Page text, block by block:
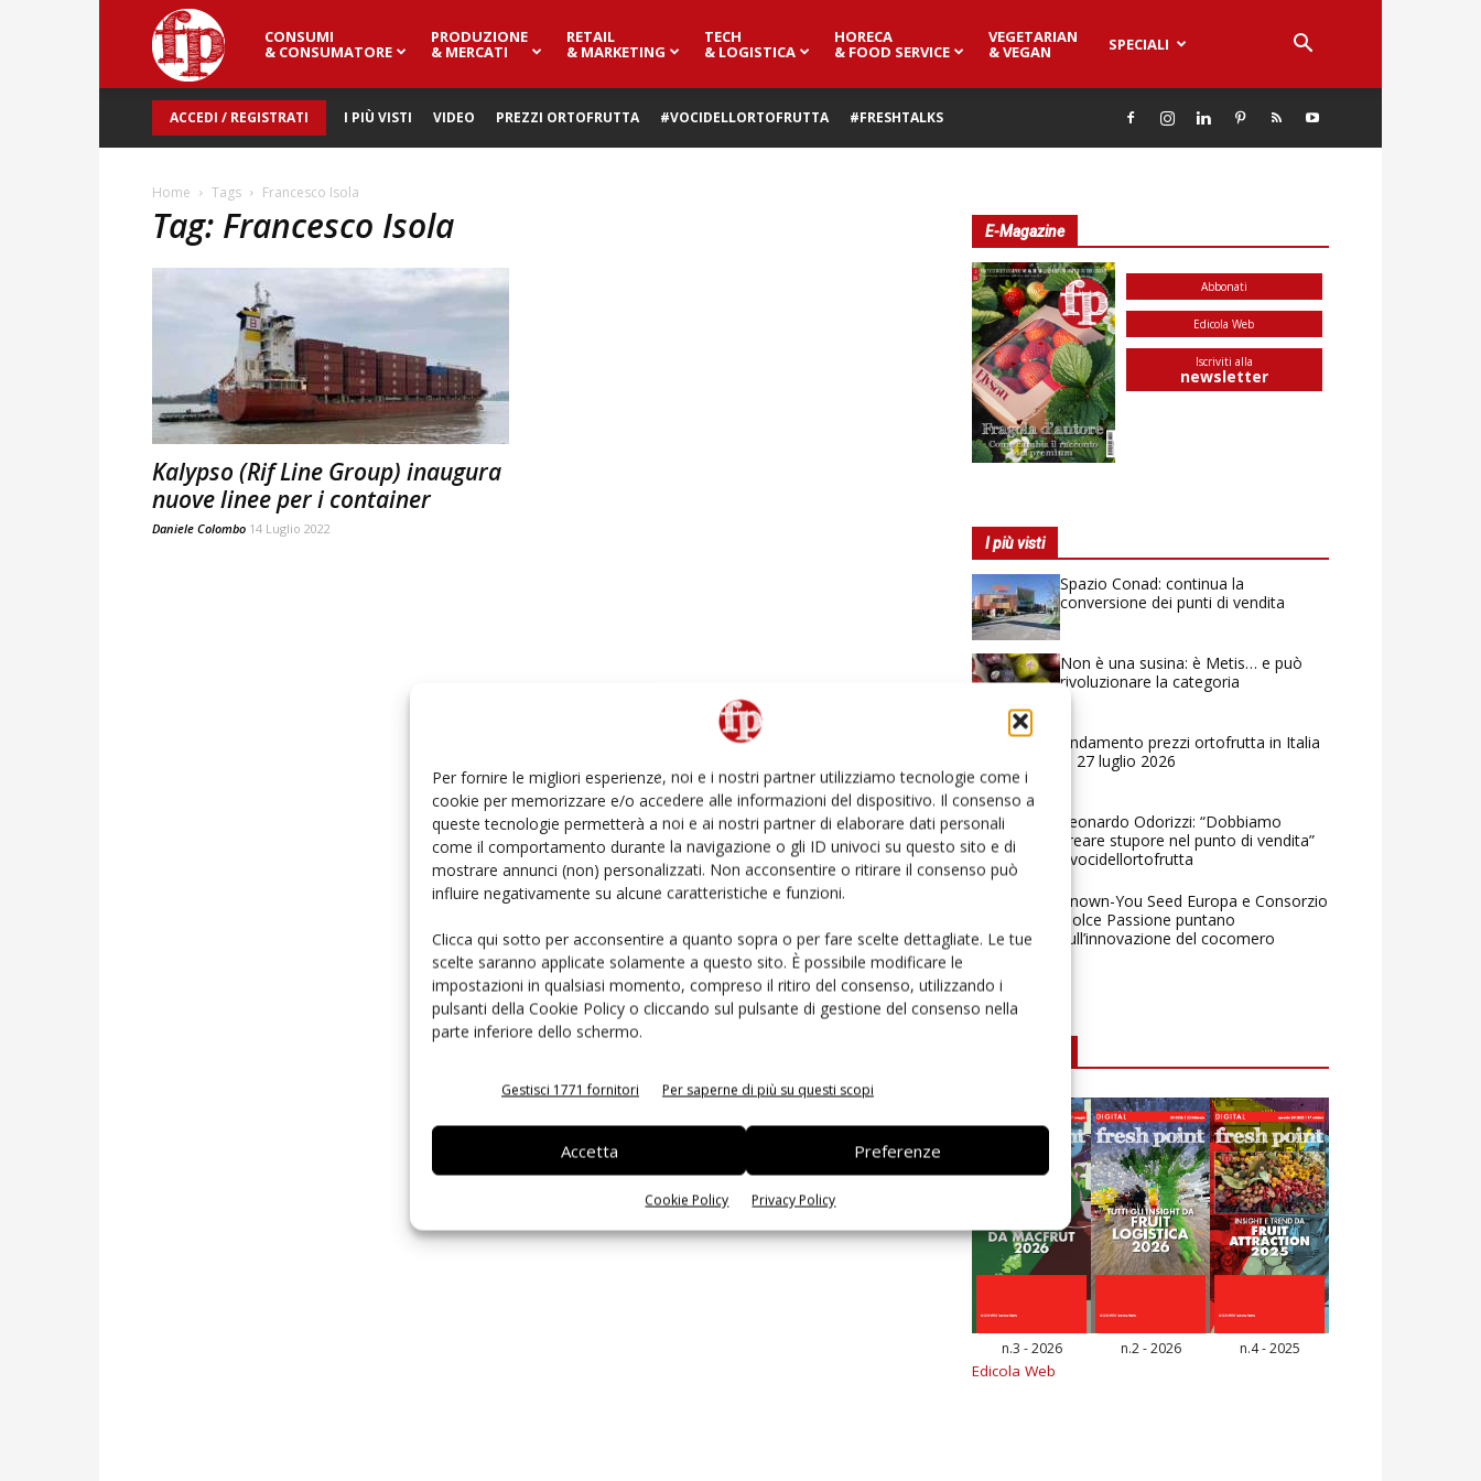
Per fornire le migliori esperienze, noi e i nostri partner utilizziamo tecnologie come i
cookie per memorizzare e/o accedere alle informazioni del dispositivo. Il consenso a
queste tecnologie permetterà a noi e ai nostri partner di elaborare dati personali
come il comportamento durante la navigazione o gli ID univoci su questo sito e di
mostrare annunci (non) personalizzati. Non acconsentire o ritirare il consenso può
influire negativamente su alcune caratteristiche e funzioni.
Clicca qui sotto per acconsentire a quanto sopra o per fare scelte dettagliate. Le tue
scelte saranno applicate solamente a questo sito. È possibile modificare le
impostazioni in qualsiasi momento, compreso il ritiro del consenso, utilizzando i
pulsanti della Cookie Policy o cliccando sul pulsante di gestione del consenso nella
parte inferiore dello schermo.
Gestisci 1771 fornitori Per saperne di più su questi scopi
Accetta Preferenze
Cookie Policy Privacy Policy
Fresh
Point
Magazine
CONSUMI
& CONSUMATORE
PRODUZIONE
& MERCATI
RETAIL
& MARKETING
TECH
& LOGISTICA
HORECA
& FOOD SERVICE
VEGETARIAN
& VEGAN SPECIALI
ACCEDI / REGISTRATI I PIÙ VISTI VIDEO PREZZI ORTOFRUTTA #VOCIDELLORTOFRUTTA #FRESHTALKS
Home Tags Francesco Isola
Tag: Francesco Isola
Kalypso (Rif Line Group) inaugura
nuove linee per i container
Daniele Colombo 14 Luglio 2022
E-Magazine
Abbonati
Edicola Web
Iscriviti alla
newsletter
I più visti
Spazio Conad: continua la
conversione dei punti di vendita
Non è una susina: è Metis… e può
rivoluzionare la categoria
Andamento prezzi ortofrutta in Italia
al 27 luglio 2026
Leonardo Odorizzi: “Dobbiamo
creare stupore nel punto di vendita”
#vocidellortofrutta
Known-You Seed Europa e Consorzio
Dolce Passione puntano
sull’innovazione del cocomero
n.3 - 2026 n.2 - 2026 n.4 - 2025
Edicola Web